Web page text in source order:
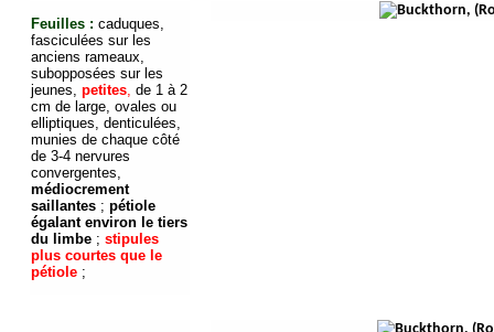
Feuilles :caduques,
fasciculées sur les
anciens rameaux,
subopposées sur les
jeunes,petites,de 1 à 2
cm de large, ovales ou
elliptiques, denticulées,
munies de chaque côté
de 3-4 nervures
convergentes,
médiocrement
saillantes ;pétiole
égalant environ le tiers
du limbe ;stipules
plus courtes que le
pétiole ;